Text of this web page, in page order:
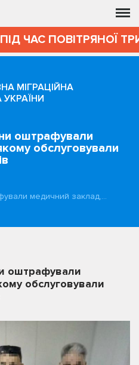
ЧАС ПОВІТРЯНОЇ
МІГРАЦІЙНА
оштрафували
обслуговували
медичний заклад,…
оштрафували
обслуговували